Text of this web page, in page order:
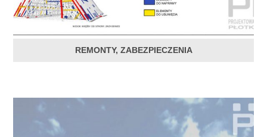
REMONTY, ZABEZPIECZENIA